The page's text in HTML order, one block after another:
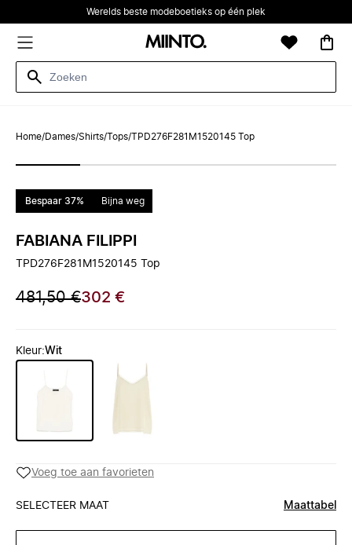
Werelds beste modeboetieks op één plek
Home/Dames/Shirts/Tops/TPD276F281M1520145 Top
Bespaar 37% Bijna weg
FABIANA FILIPPI
TPD276F281M1520145 Top
481,50 €302 €
Kleur:Wit
Voeg toe aan favorieten
SELECTEER MAAT Maattabel